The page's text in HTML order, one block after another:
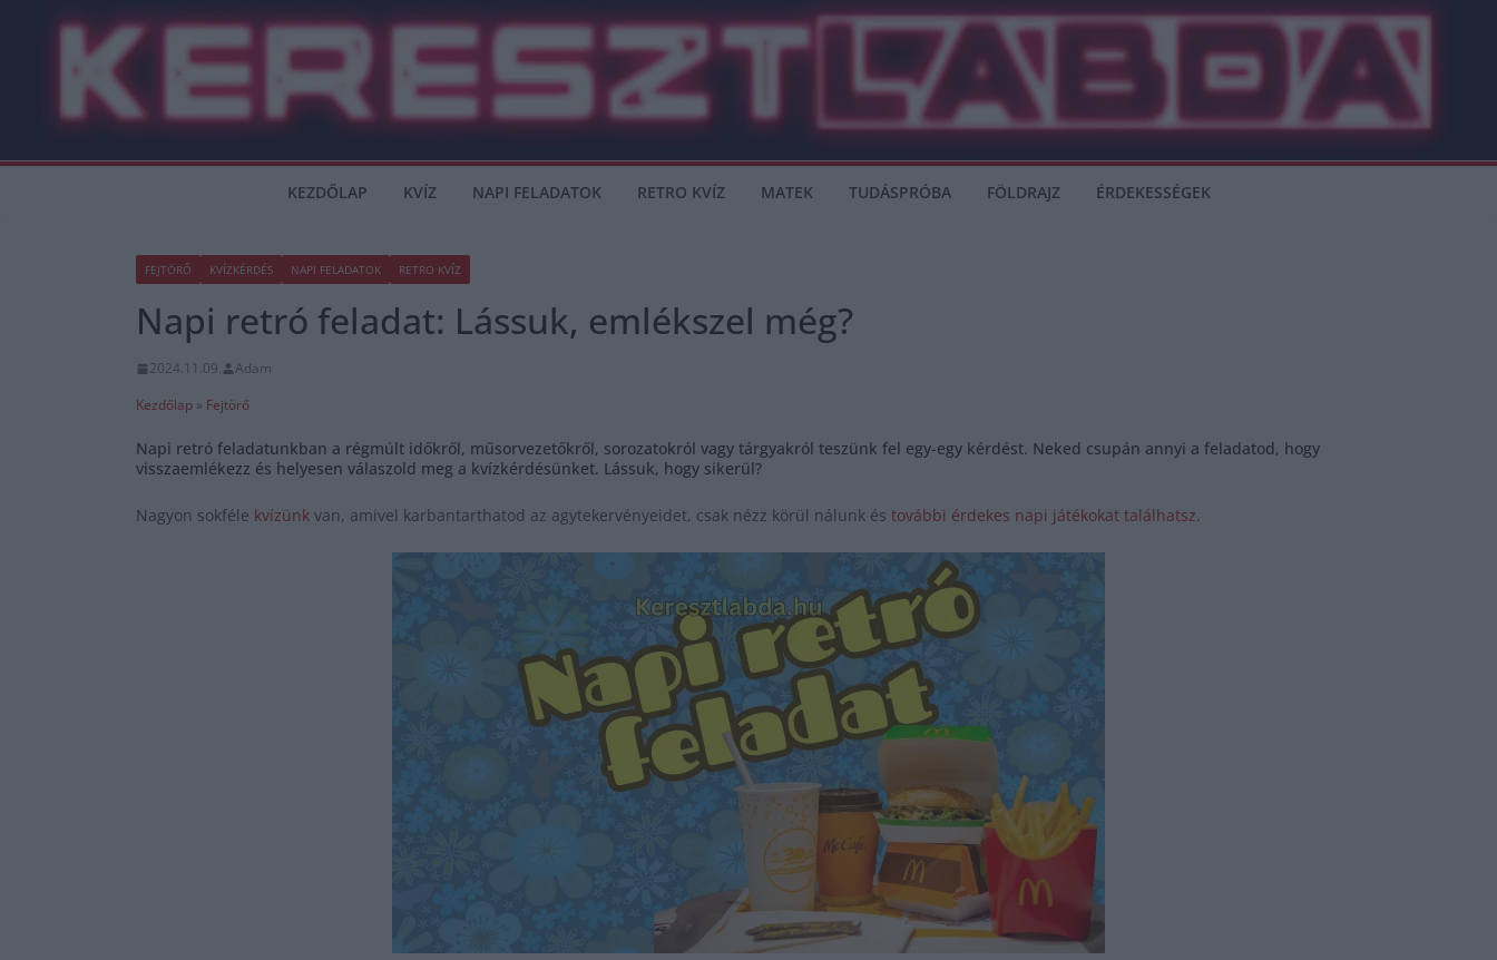
KEZDŐLAP KVÍZ NAPI FELADATOK RETRO KVÍZ MATEK TUDÁSPRÓBA FÖLDRAJZ ÉRDEKESSÉGEK
FEJTÖRŐ KVÍZKÉRDÉS NAPI FELADATOK RETRO KVÍZ
Napi retró feladat: Lássuk, emlékszel még?
2024.11.09.
Adam
Kezdőlap » Fejtörő
Napi retró feladatunkban a régmúlt időkről, műsorvezetőkről, sorozatokról vagy tárgyakról teszünk fel egy-egy kérdést. Neked csupán annyi a feladatod, hogy
visszaemlékezz és helyesen válaszold meg a kvízkérdésünket. Lássuk, hogy sikerül?
Nagyon sokféle kvízünk van, amivel karbantarthatod az agytekervényeidet, csak nézz körül nálunk és további érdekes napi játékokat találhatsz.